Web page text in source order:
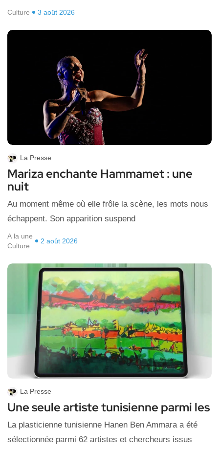
Culture 3 août 2026
La Presse
Mariza enchante Hammamet : une
nuit
Au moment même où elle frôle la scène, les mots nous
échappent. Son apparition suspend
A la une
Culture
2 août 2026
La Presse
Une seule artiste tunisienne parmi les
La plasticienne tunisienne Hanen Ben Ammara a été
sélectionnée parmi 62 artistes et chercheurs issus